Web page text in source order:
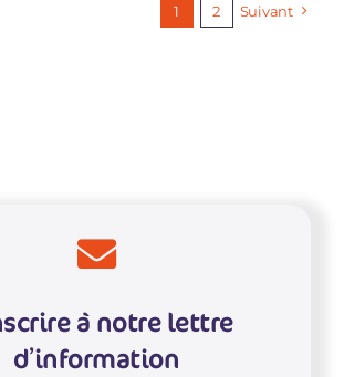
1 2 Suivant
à notre lettre
d’information